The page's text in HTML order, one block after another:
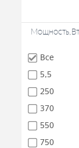
Мощность,Вт
Все
5,5
250
370
550
750